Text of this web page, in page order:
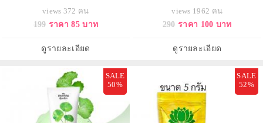
views 372 คน
199 ราคา 85 บาท
ดูรายละเอียด
views 1962 คน
290 ราคา 100 บาท
ดูรายละเอียด
SALE
50%
SALE
52%